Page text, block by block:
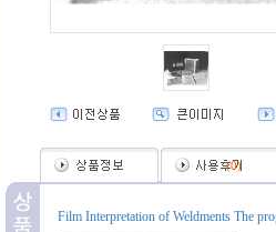
(0)
Film Interpretation of Weldments The